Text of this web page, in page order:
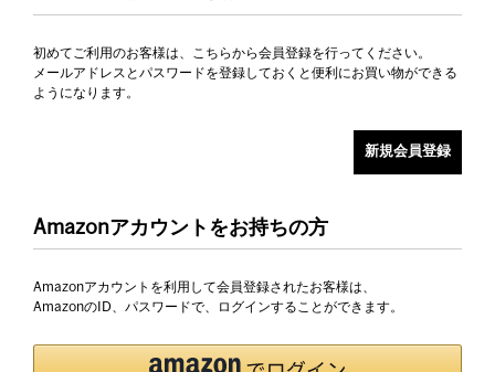
初めてご利用のお客様は、こちらから会員登録を行ってください。
メールアドレスとパスワードを登録しておくと便利にお買い物ができる
ようになります。
Amazonアカウントをお持ちの方
Amazonアカウントを利用して会員登録されたお客様は、
AmazonのID、パスワードで、ログインすることができます。